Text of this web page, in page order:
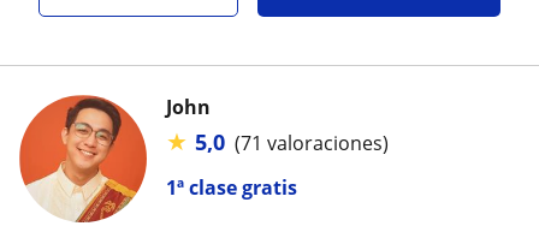
1ª clase gratis
John
★ 5,0 (71 valoraciones)